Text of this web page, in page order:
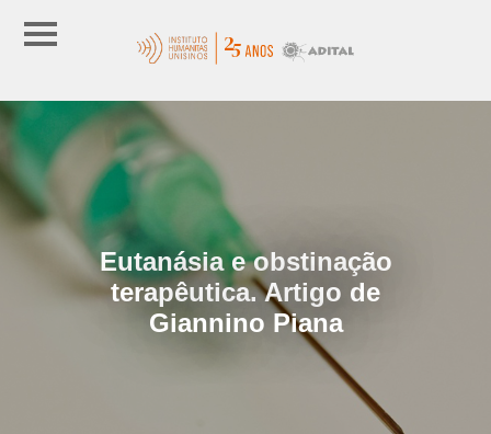
Eutanásia e obstinação
terapêutica. Artigo de
Giannino Piana